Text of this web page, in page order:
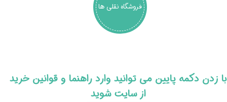
فروشگاه نقلی ها
​​با زدن دکمه پایین می توانید وارد راهنما و قوانین خرید
از سایت شوید